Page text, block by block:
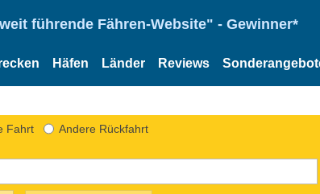
führende Fähren-Website" - Gewinner*
Häfen Länder Reviews
Fahrt Andere Rückfahrt